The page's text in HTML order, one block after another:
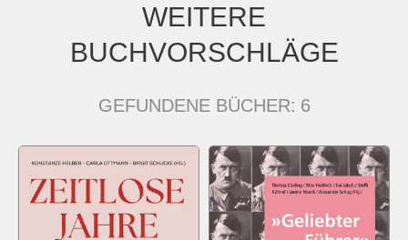
WEITERE
BUCHVORSCHLÄGE
GEFUNDENE BÜCHER: 6